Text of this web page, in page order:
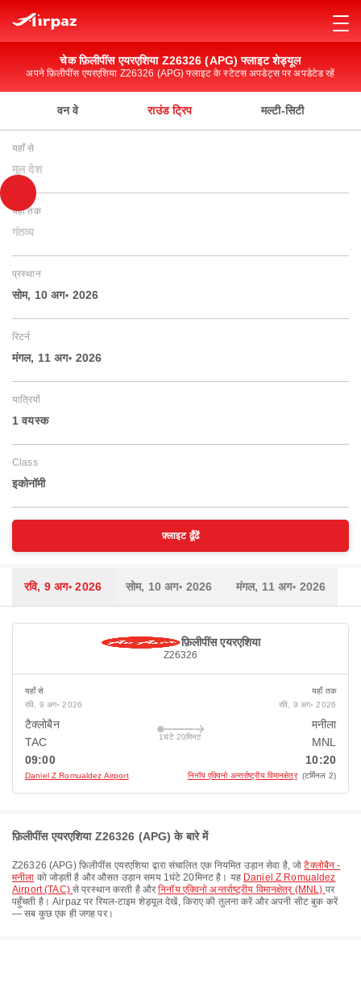
चेक फ़िलीपींस एयरएशिया Z26326 (APG) फ्लाइट शेड्यूल
अपने फ़िलीपींस एयरएशिया Z26326 (APG) फ्लाइट के स्टेटस अपडेट्स पर अपडेटेड रहें
वन वे राउंड ट्रिप मल्टी-सिटी
यहाँ से
मूल देश
यहाँ तक
गंतव्य
प्रस्थान
सोम, 10 अग॰ 2026
रिटर्न
मंगल, 11 अग॰ 2026
यात्रियों
1 वयस्‍क
Class
इकोनॉमी
फ़्लाइट ढूँढें
रवि, 9 अग॰ 2026 सोम, 10 अग॰ 2026 मंगल, 11 अग॰ 2026
फ़िलीपींस एयरएशिया
Z26326
यहाँ से
रवि, 9 अग॰ 2026
टैक्लोबैन
TAC
09:00
Daniel Z Romualdez Airport
1घंटे 20मिनट
यहाँ तक
रवि, 9 अग॰ 2026
मनीला
MNL
10:20
निनॉय एक्विनो अन्तर्राष्ट्रीय विमानक्षेत्र (टर्मिनल 2)
फ़िलीपींस एयरएशिया Z26326 (APG) के बारे में
Z26326 (APG) फ़िलीपींस एयरएशिया द्वारा संचालित एक नियमित उड़ान सेवा है, जोटैक्लोबैन -
मनीला को जोड़ती है और औसत उड़ान समय 1घंटे 20मिनट है। यह Daniel Z Romualdez
Airport (TAC) से प्रस्थान करती है औरनिनॉय एक्विनो अन्तर्राष्ट्रीय विमानक्षेत्र (MNL) पर
पहुँचती है। Airpaz पर रियल-टाइम शेड्यूल देखें, किराए की तुलना करें और अपनी सीट बुक करें
— सब कुछ एक ही जगह पर।